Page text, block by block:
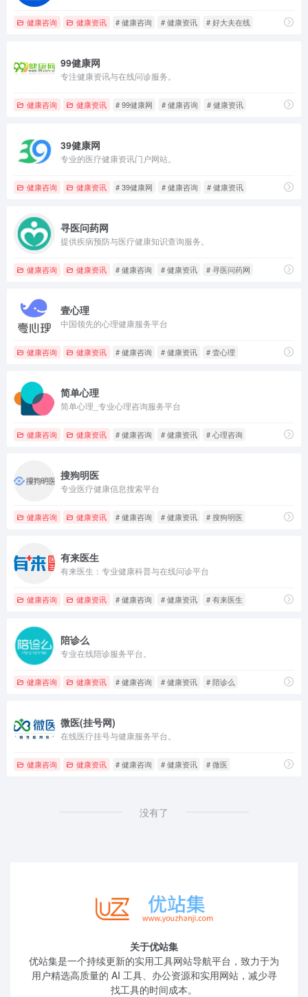
健康咨询 健康资讯 # 健康咨询 # 健康资讯 # 好大夫在线
99健康网
专注健康资讯与在线问诊服务。
健康咨询 健康资讯 # 99健康网 # 健康咨询 # 健康资讯
39健康网
专业的医疗健康资讯门户网站。
健康咨询 健康资讯 # 39健康网 # 健康咨询 # 健康资讯
寻医问药网
提供疾病预防与医疗健康知识查询服务。
健康咨询 健康资讯 # 健康咨询 # 健康资讯 # 寻医问药网
壹心理
中国领先的心理健康服务平台
健康咨询 健康资讯 # 健康咨询 # 健康资讯 # 壹心理
简单心理
简单心理_专业心理咨询服务平台
健康咨询 健康资讯 # 健康咨询 # 健康资讯 # 心理咨询
搜狗明医
专业医疗健康信息搜索平台
健康咨询 健康资讯 # 健康咨询 # 健康资讯 # 搜狗明医
有来医生
有来医生：专业健康科普与在线问诊平台
健康咨询 健康资讯 # 健康咨询 # 健康资讯 # 有来医生
陪诊么
专业在线陪诊服务平台。
健康咨询 健康资讯 # 健康咨询 # 健康资讯 # 陪诊么
微医(挂号网)
在线医疗挂号与健康服务平台。
健康咨询 健康资讯 # 健康咨询 # 健康资讯 # 微医
没有了
关于优站集
优站集是一个持续更新的实用工具网站导航平台，致力于为
用户精选高质量的 AI 工具、办公资源和实用网站，减少寻
找工具的时间成本。